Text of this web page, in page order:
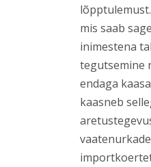
mis saab
inimestena
tegutsemine
endaga
kaasneb